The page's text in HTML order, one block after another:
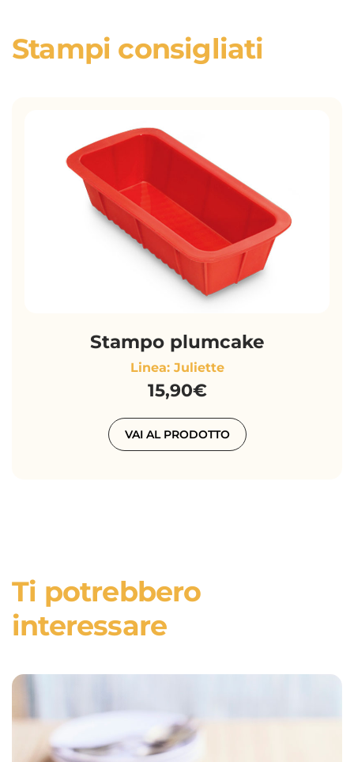
Stampi consigliati
Stampo plumcake
Linea: Juliette
15,90€
VAI AL PRODOTTO
Ti potrebbero
interessare